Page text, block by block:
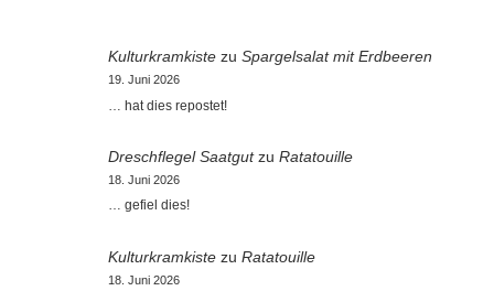
Kulturkramkiste zu Spargelsalat mit Erdbeeren
19. Juni 2026
… hat dies repostet!
Dreschflegel Saatgutzu Ratatouille
18. Juni 2026
… gefiel dies!
Kulturkramkiste zu Ratatouille
18. Juni 2026